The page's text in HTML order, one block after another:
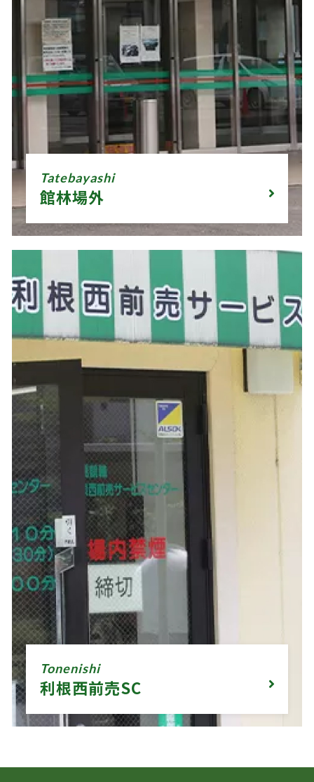
館林場外
Tatebayashi
利根西前売SC
Tonenishi